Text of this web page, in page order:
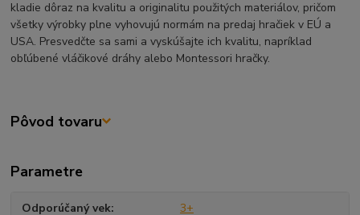
kladie dôraz na kvalitu a originalitu použitých materiálov, pričom
všetky výrobky plne vyhovujú normám na predaj hračiek v EÚ a
USA. Presvedčte sa sami a vyskúšajte ich kvalitu, napríklad
obľúbené vláčikové dráhy alebo Montessori hračky.
Pôvod tovaru
Parametre
Odporúčaný vek 3+